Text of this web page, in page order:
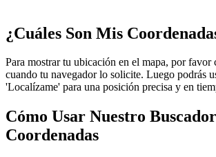
¿Cuáles Son Mis
Para mostrar tu ubicación en el mapa, por favor
cuando tu navegador lo solicite. Luego podrás
'Localízame' para una posición precisa y en
Cómo Usar Nuestro
Coordenadas